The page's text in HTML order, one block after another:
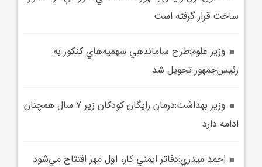
ساخت قرار گرفته است
وزير علوم:طرح ساماندهي سهميه‌هاي کنکور به
رئيس‌جمهور تحويل شد
وزير بهداشت:درمان رايگان کودکان زير 7 سال همچنان
ادامه دارد
احمد ميدري:دفاتر ايمني کار، اول مهر افتتاح مي‌شود